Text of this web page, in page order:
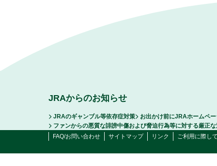
JRAからのお知らせ
JRAのギャンブル等依存症対策
お出かけ前にJRAホームペ
ファンからの悪質な誹謗中傷および脅迫行為等に対する厳正
FAQ/お問い合わせ
サイトマップ リンク ご利用に際し